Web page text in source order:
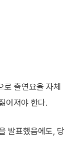
출연요율 자체
어져야 한다.
발표했음에도, 당